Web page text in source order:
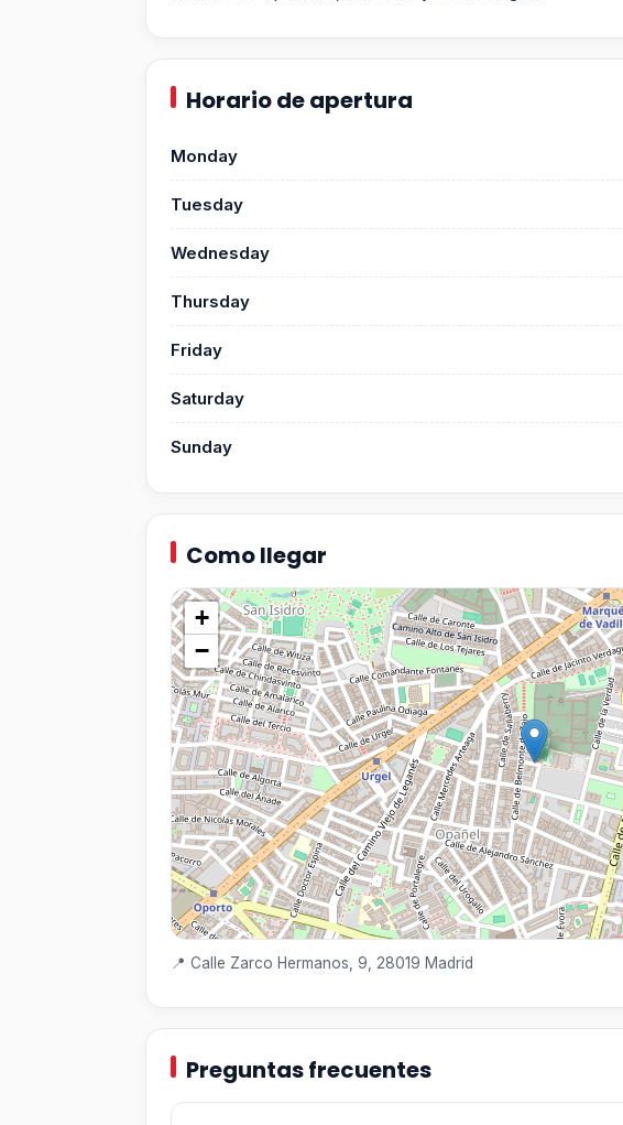
Horario de apertura
Monday
Tuesday
Wednesday
Thursday
Friday
Saturday
Sunday
Como llegar
+
−
📍 Calle Zarco Hermanos, 9, 28019 Madrid
Preguntas frecuentes